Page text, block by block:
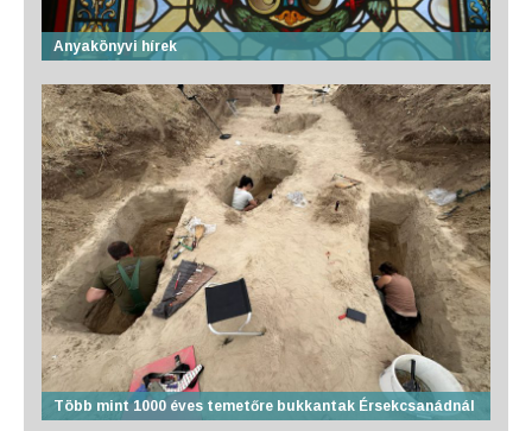
Anyakönyvi hírek
Több mint 1000 éves temetőre bukkantak Érsekcsanádnál